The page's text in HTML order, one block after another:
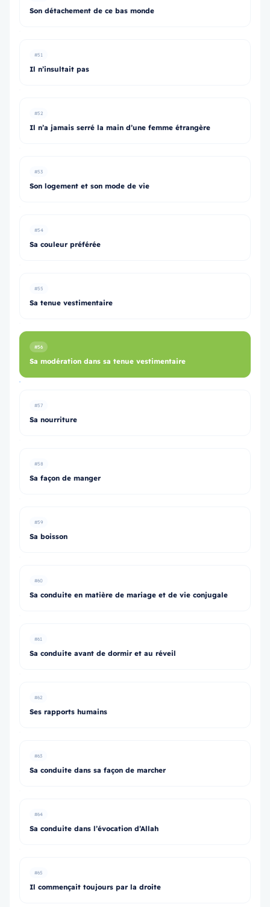
Son détachement de ce bas monde
#51
Il n’insultait pas
#52
Il n’a jamais serré la main d’une femme étrangère
#53
Son logement et son mode de vie
#54
Sa couleur préférée
#55
Sa tenue vestimentaire
#56
Sa modération dans sa tenue vestimentaire
#57
Sa nourriture
#58
Sa façon de manger
#59
Sa boisson
#60
Sa conduite en matière de mariage et de vie conjugale
#61
Sa conduite avant de dormir et au réveil
#62
Ses rapports humains
#63
Sa conduite dans sa façon de marcher
#64
Sa conduite dans l’évocation d’Allah
#65
Il commençait toujours par la droite